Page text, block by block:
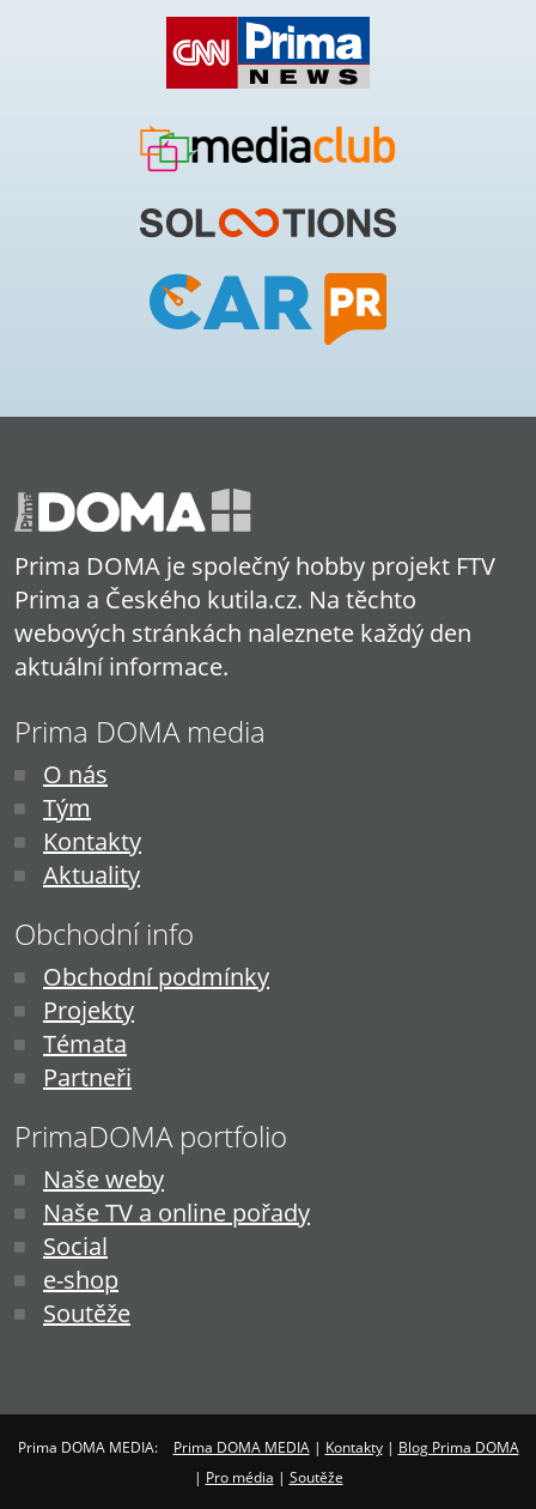
Prima DOMA je společný hobby projekt FTV
Prima a Českého kutila.cz. Na těchto
webových stránkách naleznete každý den
aktuální informace.
Prima DOMA media
O nás
Tým
Kontakty
Aktuality
Obchodní info
Obchodní podmínky
Projekty
Témata
Partneři
PrimaDOMA portfolio
Naše weby
Naše TV a online pořady
Social
e-shop
Soutěže
Prima DOMA MEDIA: Prima DOMA MEDIA| Kontakty| Blog Prima DOMA
| Pro média | Soutěže